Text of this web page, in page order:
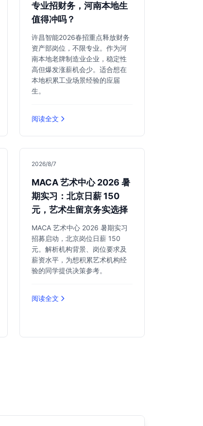
专业招财务，河南本地生
值得冲吗？
许昌智能2026春招重点释放财务
资产部岗位，不限专业。作为河
南本地老牌制造业企业，稳定性
高但爆发涨薪机会少。适合想在
本地积累工业场景经验的应届
生。
阅读全文
2026/8/7
MACA 艺术中心 2026 暑
期实习：北京日薪 150
元，艺术生留京务实选择
MACA 艺术中心 2026 暑期实习
招募启动，北京岗位日薪 150
元。解析机构背景、岗位要求及
薪资水平，为想积累艺术机构经
验的同学提供决策参考。
阅读全文